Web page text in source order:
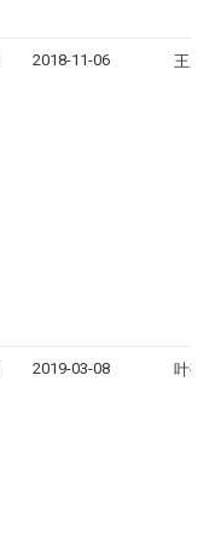
2018-11-06 王成
2019-03-08 叶敬